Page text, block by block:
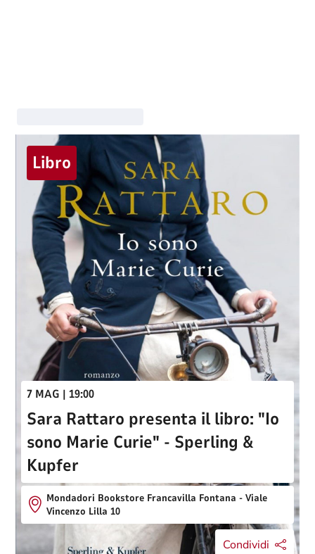
Libro
7 MAG | 19:00
Sara Rattaro presenta il libro: "Io
sono Marie Curie" - Sperling &
Kupfer
Mondadori Bookstore Francavilla Fontana - Viale
Vincenzo Lilla 10
Condividi